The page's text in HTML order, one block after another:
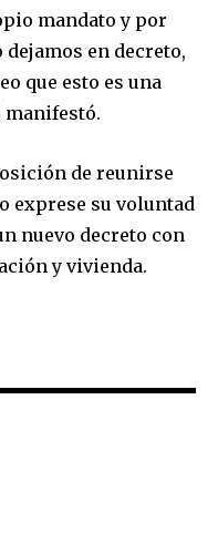
.
mandato y por
en decreto,
que esto es una
manifestó.
de reunirse
exprese su voluntad
nuevo decreto con
y vivienda.